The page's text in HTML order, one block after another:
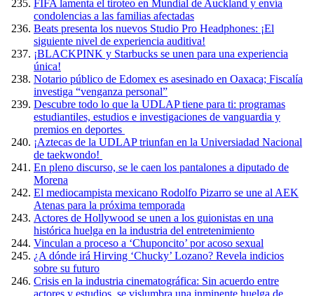
FIFA lamenta el tiroteo en Mundial de Auckland y envía
condolencias a las familias afectadas
Beats presenta los nuevos Studio Pro Headphones: ¡El
siguiente nivel de experiencia auditiva!
¡BLACKPINK y Starbucks se unen para una experiencia
única!
Notario público de Edomex es asesinado en Oaxaca; Fiscalía
investiga “venganza personal”
Descubre todo lo que la UDLAP tiene para ti: programas
estudiantiles, estudios e investigaciones de vanguardia y
premios en deportes
¡Aztecas de la UDLAP triunfan en la Universiadad Nacional
de taekwondo!
En pleno discurso, se le caen los pantalones a diputado de
Morena
El mediocampista mexicano Rodolfo Pizarro se une al AEK
Atenas para la próxima temporada
Actores de Hollywood se unen a los guionistas en una
histórica huelga en la industria del entretenimiento
Vinculan a proceso a ‘Chuponcito’ por acoso sexual
¿A dónde irá Hirving ‘Chucky’ Lozano? Revela indicios
sobre su futuro
Crisis en la industria cinematográfica: Sin acuerdo entre
actores y estudios, se vislumbra una inminente huelga de